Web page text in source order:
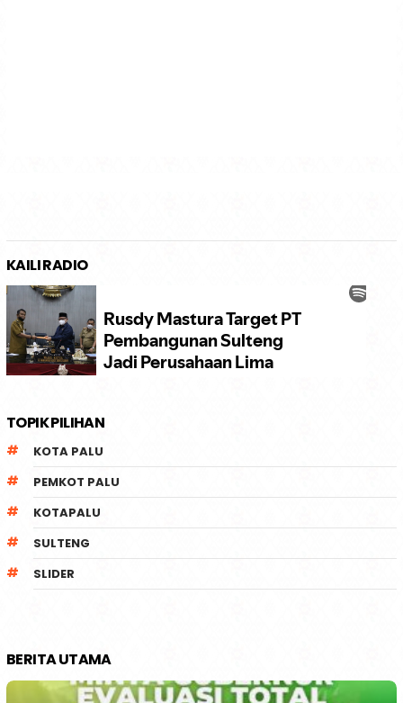
KAILI RADIO
TOPIK PILIHAN
KOTA PALU
PEMKOT PALU
KOTAPALU
SULTENG
SLIDER
BERITA UTAMA